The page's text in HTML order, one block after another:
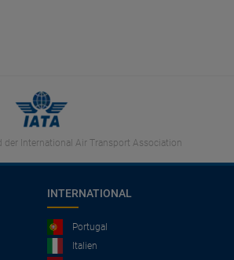
der International Air Transport Association
INTERNATIONAL
Portugal
Italien